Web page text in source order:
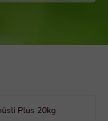
Plus 20kg